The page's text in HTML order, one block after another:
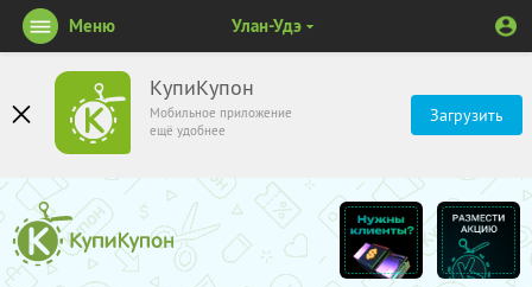
КупиКупон
Мобильное приложение
ещё удобнее
Загрузить
Меню Улан-Удэ